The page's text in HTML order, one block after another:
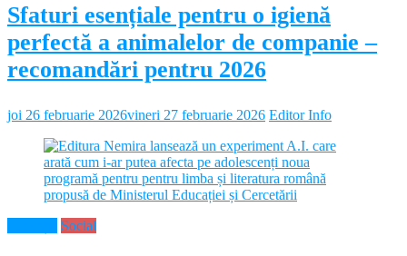
Sfaturi esențiale pentru o igienă
perfectă a animalelor de companie –
recomandări pentru 2026
joi 26 februarie 2026vineri 27 februarie 2026 Editor Info
Social